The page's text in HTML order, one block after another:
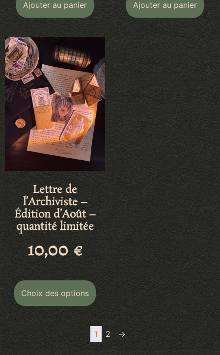
Ajouter au panier Ajouter au panier
Lettre de
l’Archiviste –
Édition d’Août –
quantité limitée
10,00€
Choix des options
1 2 →